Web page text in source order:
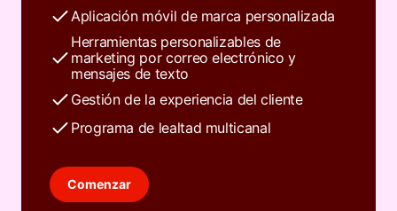
Aplicación móvil de marca personalizada
Herramientas personalizables de
marketing por correo electrónico y
mensajes de texto
Gestión de la experiencia del cliente
Programa de lealtad multicanal
Comenzar